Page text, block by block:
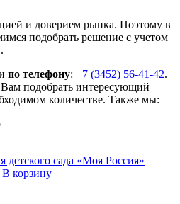
и доверием рынка. Поэтому в
подобрать решение с учетом
по телефону: +7 (3452) 56-41-42.
подобрать интересующий
количестве. Также мы:
детского сада «Моя Россия»
корзину